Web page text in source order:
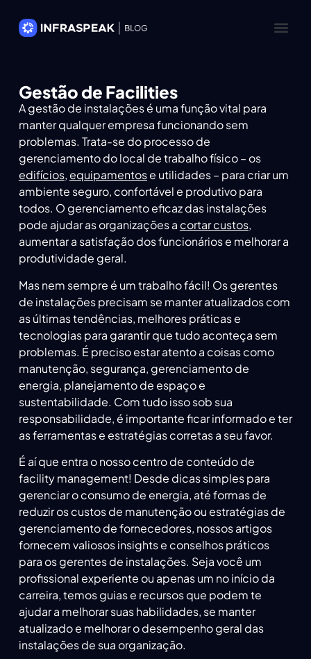
Gestão de Facilities
A gestão de instalações é uma função vital para
manter qualquer empresa funcionando sem
problemas. Trata-se do processo de
gerenciamento do local de trabalho físico – os
edifícios, equipamentose utilidades – para criar um
ambiente seguro, confortável e produtivo para
todos. O gerenciamento eficaz das instalações
pode ajudar as organizações a cortar custos,
aumentar a satisfação dos funcionários e melhorar a
produtividade geral.
Mas nem sempre é um trabalho fácil! Os gerentes
de instalações precisam se manter atualizados com
as últimas tendências, melhores práticas e
tecnologias para garantir que tudo aconteça sem
problemas. É preciso estar atento a coisas como
manutenção, segurança, gerenciamento de
energia, planejamento de espaço e
sustentabilidade. Com tudo isso sob sua
responsabilidade, é importante ficar informado e ter
as ferramentas e estratégias corretas a seu favor.
É aí que entra o nosso centro de conteúdo de
facility management! Desde dicas simples para
gerenciar o consumo de energia, até formas de
reduzir os custos de manutenção ou estratégias de
gerenciamento de fornecedores, nossos artigos
fornecem valiosos insights e conselhos práticos
para os gerentes de instalações. Seja você um
profissional experiente ou apenas um no início da
carreira, temos guias e recursos que podem te
ajudar a melhorar suas habilidades, se manter
atualizado e melhorar o desempenho geral das
instalações de sua organização.